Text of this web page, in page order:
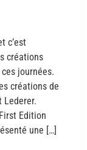
c’est
créations
journées.
créations de
Lederer.
Edition
une […]